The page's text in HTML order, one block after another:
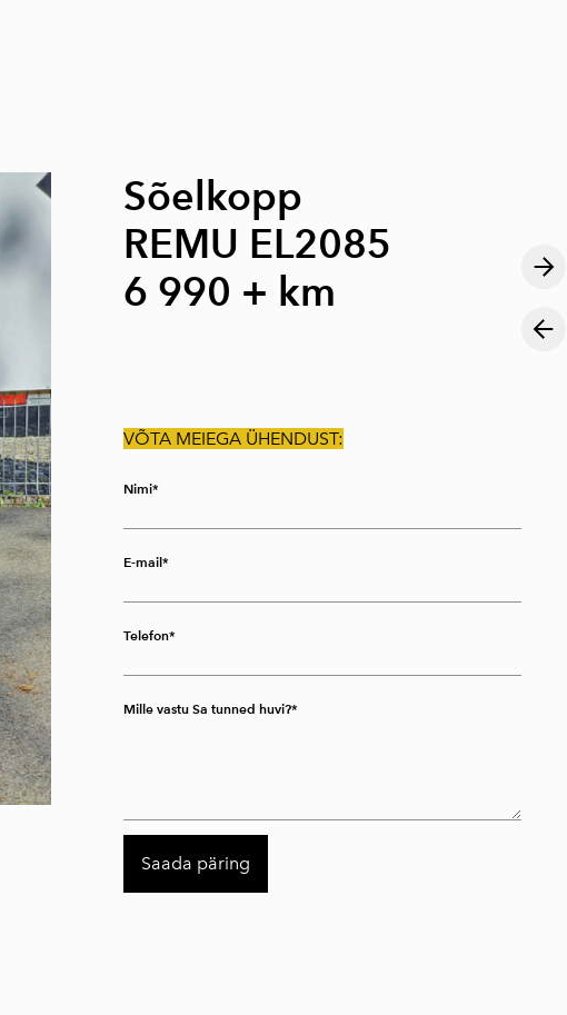
Sõelkopp
REMU EL2085
6 990 + km
VÕTA MEIEGA ÜHENDUST:
Nimi
E-mail
Telefon
Mille vastu Sa tunned huvi?